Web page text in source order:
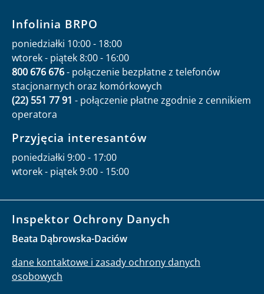
Infolinia BRPO
poniedziałki 10:00 - 18:00
wtorek - piątek 8:00 - 16:00
800 676 676- połączenie bezpłatne z telefonów
stacjonarnych oraz komórkowych
(22) 551 77 91 - połączenie płatne zgodnie z cennikiem
operatora
Przyjęcia interesantów
poniedziałki 9:00 - 17:00
wtorek - piątek 9:00 - 15:00
Inspektor Ochrony Danych
Beata Dąbrowska-Daciów
dane kontaktowe i zasady ochrony danych
osobowych